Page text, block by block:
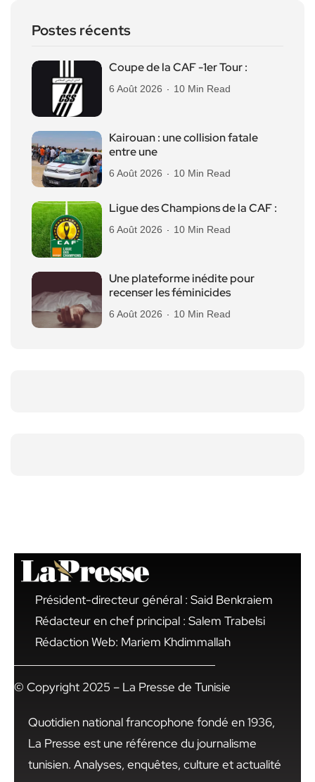
Postes récents
Coupe de la CAF -1er Tour :
6 Août 2026 10 Min Read
Kairouan : une collision fatale
entre une
6 Août 2026 10 Min Read
Ligue des Champions de la CAF :
6 Août 2026 10 Min Read
Une plateforme inédite pour
recenser les féminicides
6 Août 2026 10 Min Read
Président-directeur général : Said Benkraiem
Rédacteur en chef principal : Salem Trabelsi
Rédaction Web: Mariem Khdimmallah
© Copyright 2025 – La Presse de Tunisie
Quotidien national francophone fondé en 1936,
La Presse est une référence du journalisme
tunisien. Analyses, enquêtes, culture et actualité